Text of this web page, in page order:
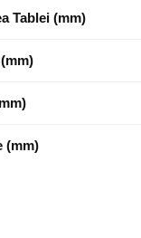
Tablei (mm)
(mm)